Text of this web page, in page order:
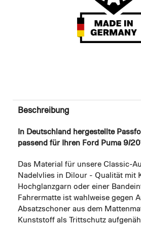
Beschreibung
In Deutschland hergestellte
passend für Ihren Ford Puma 9/
Das Material für unsere Classic-
Nadelvlies in Dilour - Qualität mit
Hochglanzgarn oder einer
Fahrermatte ist wahlweise gegen
Absatzschoner aus dem
Kunststoff als Trittschutz